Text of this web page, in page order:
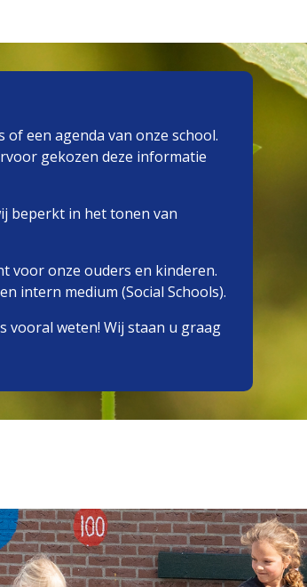
een agenda van onze school.
gekozen deze informatie
beperkt in het tonen van
voor onze ouders en kinderen.
intern medium (Social Schools).
vooral weten! Wij staan u graag